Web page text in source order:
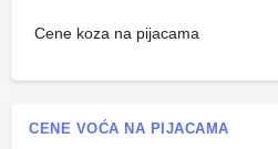
Cene koza na pijacama
CENE VOĆA NA PIJACAMA